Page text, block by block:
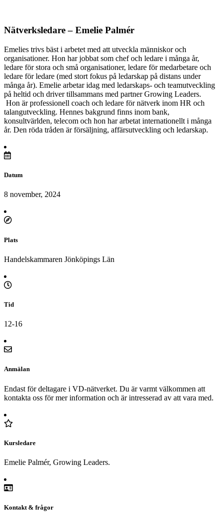
Nätverksledare – Emelie Palmér
Emelies trivs bäst i arbetet med att utveckla människor och
organisationer. Hon har jobbat som chef och ledare i många år,
ledare för stora och små organisationer, ledare för medarbetare och
ledare för ledare (med stort fokus på ledarskap på distans under
många år). Emelie arbetar idag med ledarskaps- och teamutveckling
på heltid och driver tillsammans med partner Growing Leaders.
Hon är professionell coach och ledare för nätverk inom HR och
talangutveckling. Hennes bakgrund finns inom bank,
konsultvärlden, telecom och hon har arbetat internationellt i många
år. Den röda tråden är försäljning, affärsutveckling och ledarskap.
Datum
8 november, 2024
Plats
Handelskammaren Jönköpings Län
Tid
12-16
Anmälan
Endast för deltagare i VD-nätverket. Du är varmt välkommen att
kontakta oss för mer information och är intresserad av att vara med.
Kursledare
Emelie Palmér, Growing Leaders.
Kontakt & frågor